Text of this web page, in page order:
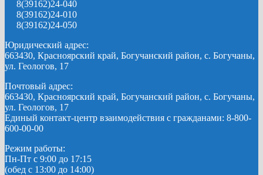
8(39162)24-040
8(39162)24-010
8(39162)24-050
Юридический адрес:
663430, Красноярский край, Богучанский район, с. Богучаны,
ул. Геологов, 17
Почтовый адрес:
663430, Красноярский край, Богучанский район, с. Богучаны,
ул. Геологов, 17
Единый контакт-центр взаимодействия с гражданами: 8-800-
600-00-00
Режим работы:
Пн-Пт с 9:00 до 17:15
(обед с 13:00 до 14:00)